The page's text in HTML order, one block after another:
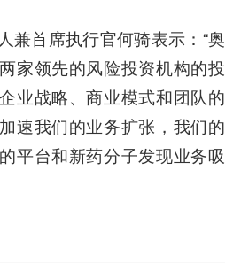
兼首席执行官何骑表示 ：“奥
家领先的风险投资机构的投
业战略、商业模式和团队的
速我们的业务扩张，我们的
平台和新药分子发现业务吸